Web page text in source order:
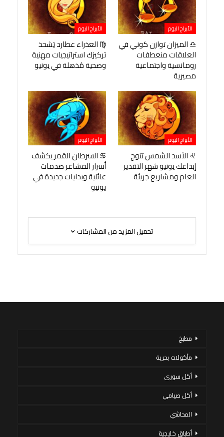
الأبراج اليوم
♎ الميزان توازن كوني في
العلاقات منعطفات
رومانسية واجتماعية
مصيرية
الأبراج اليوم
♍ العذراء عطارد يَشحذ
تركيزك استراتيجيات مهنية
وصحية مُذهلة في يونيو
الأبراج اليوم
♌ الأسد الشمس تتوج
إبداعك يونيو شهر التقدير
العام ومشاريع جريئة
الأبراج اليوم
♋ السرطان القمر يكشف
أسرار المشاعر صدمات
عائلية وبدايات جديدة في
يونيو
تحميل المزيد من المشاركات
مطبخ
مأكولات بحرية
أكل سورى
أكل صيامي
المحاشي
أطباق خليجية